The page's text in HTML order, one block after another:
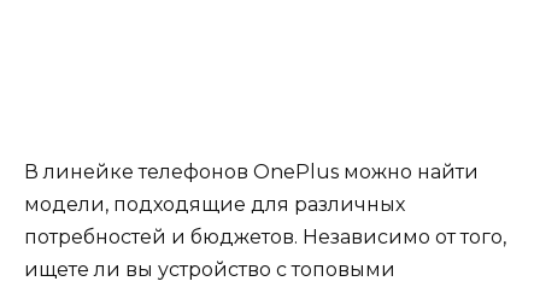
В линейке телефонов OnePlus можно найти
модели, подходящие для различных
потребностей и бюджетов. Независимо от того,
ищете ли вы устройство с топовыми